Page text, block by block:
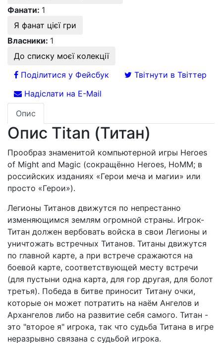
Фанати: 1
Я фанат цієї гри
Власники: 1
До списку моєї колекції
Поділитися у Фейсбук
Твітнути в Твіттер
Надіслати на E-Mail
Опис
Опис Titan (Титан)
Прообраз знаменитой компьютерной игры Heroes
of Might and Magic (сокращённо Heroes, HoMM; в
российских изданиях «Герои меча и магии» или
просто «Герои»).
Легионы Титанов движутся по непрестанно
изменяющимся землям огромной страны. Игрок-
Титан должен вербовать войска в свои Легионы и
уничтожать встречных Титанов. Титаны движутся
по главной карте, а при встрече сражаются на
боевой карте, соответствующей месту встречи
(для пустыни одна карта, для гор другая, для болот
третья). Победа в битве приносит Титану очки,
которые он может потратить на наём Ангелов и
Архангелов либо на развитие себя самого. Титан -
это "второе я" игрока, так что судьба Титана в игре
неразрывно связана с судьбой игрока.